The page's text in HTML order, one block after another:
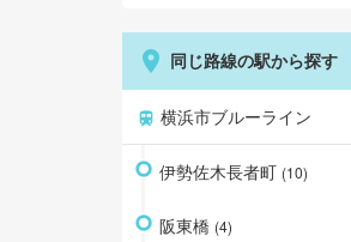
同じ路線の駅から探す
横浜市ブルーライン
伊勢佐木長者町 (10)
阪東橋 (4)